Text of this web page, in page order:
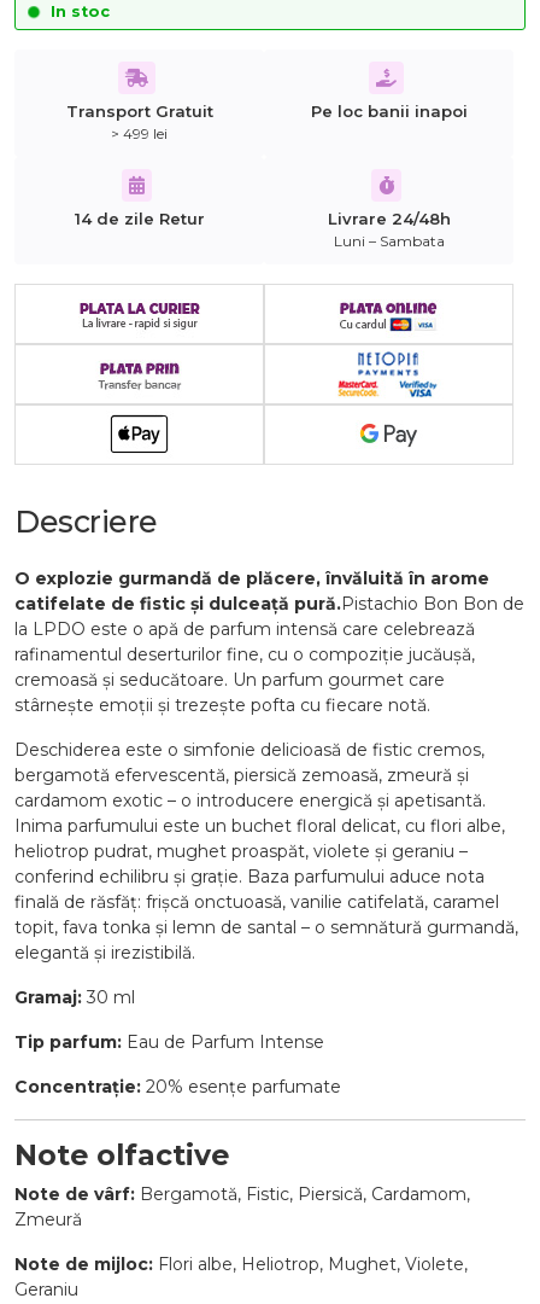
In stoc
Transport Gratuit
> 499 lei
Pe loc banii inapoi
14 de zile Retur Livrare 24/48h
Luni – Sambata
Descriere
O explozie gurmandă de plăcere, învăluită în arome
catifelate de fistic și dulceață pură.Pistachio Bon Bon de
la LPDO este o apă de parfum intensă care celebrează
rafinamentul deserturilor fine, cu o compoziție jucăușă,
cremoasă și seducătoare. Un parfum gourmet care
stârnește emoții și trezește pofta cu fiecare notă.
Deschiderea este o simfonie delicioasă de fistic cremos,
bergamotă efervescentă, piersică zemoasă, zmeură și
cardamom exotic – o introducere energică și apetisantă.
Inima parfumului este un buchet floral delicat, cu flori albe,
heliotrop pudrat, mughet proaspăt, violete și geraniu –
conferind echilibru și grație. Baza parfumului aduce nota
finală de răsfăț: frișcă onctuoasă, vanilie catifelată, caramel
topit, fava tonka și lemn de santal – o semnătură gurmandă,
elegantă și irezistibilă.
Gramaj: 30 ml
Tip parfum: Eau de Parfum Intense
Concentrație: 20% esențe parfumate
Note olfactive
Note de vârf: Bergamotă, Fistic, Piersică, Cardamom,
Zmeură
Note de mijloc: Flori albe, Heliotrop, Mughet, Violete,
Geraniu